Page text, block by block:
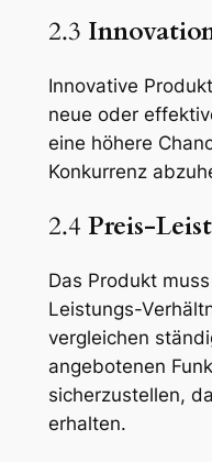
2.3
Innovative
neue oder
eine höhere
Konkurrenz
2.4 Preis-
Das Produkt
Leistungs-
vergleichen
angebotenen
sicherzustellen,
erhalten.